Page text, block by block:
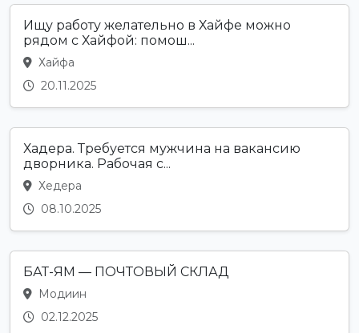
Ищу работу желательно в Хайфе можно
рядом с Хайфой: помош...
Хайфа
20.11.2025
Хадера. Требуется мужчина на вакансию
дворника. Рабочая с...
Хедера
08.10.2025
БАТ-ЯМ — ПОЧТОВЫЙ СКЛАД
Модиин
02.12.2025